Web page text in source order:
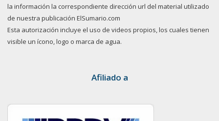
la información la correspondiente dirección url del material utilizado
de nuestra publicación ElSumario.com
Esta autorización incluye el uso de videos propios, los cuales tienen
visible un ícono, logo o marca de agua.
Afiliado a